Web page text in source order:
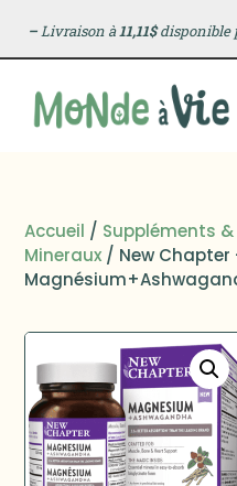
–Livraison à11,11$disponible
Accueil / Suppléments
Mineraux / New Chapter